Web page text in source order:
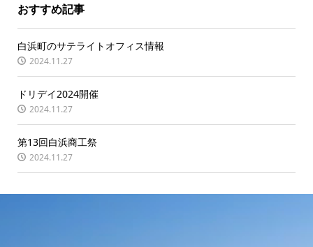
おすすめ記事
白浜町のサテライトオフィス情報
2024.11.27
ドリデイ2024開催
2024.11.27
第13回白浜商工祭
2024.11.27